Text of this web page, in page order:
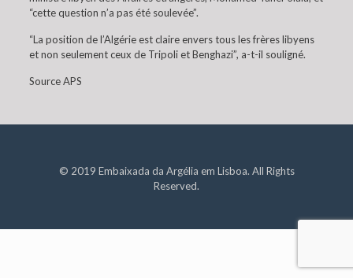
“cette question n’a pas été soulevée”.
“La position de l’Algérie est claire envers tous les frères libyens
et non seulement ceux de Tripoli et Benghazi”, a-t-il souligné.
Source APS
© 2019 Embaixada da Argélia em Lisboa. All Rights
Reserved.